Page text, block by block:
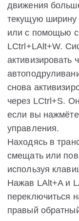
движения
текущую ширину
или с помощью
LCtrl+LAlt+W.
активизировать
снова
через LCtrl+S.
если вы нажмёте
управления.
Находясь в
смещать или
используя
Нажав LAlt+A и
переключиться
правый